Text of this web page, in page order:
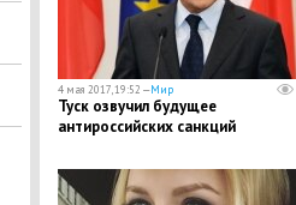
4 мая 2017, 19:52 —Мир
Туск озвучил будущее
антироссийских санкций